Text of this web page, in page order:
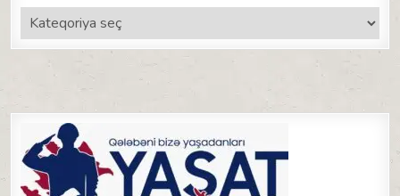
Kateqoriyalar